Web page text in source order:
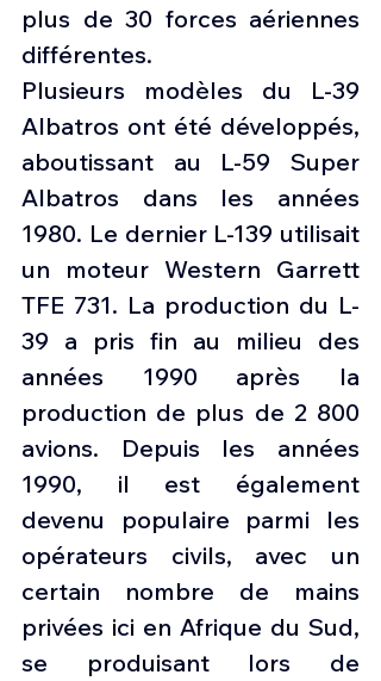
plus de 30 forces aériennes
différentes.
Plusieurs modèles du L-39
Albatros ont été développés,
aboutissant au L-59 Super
Albatros dans les années
1980. Le dernier L-139 utilisait
un moteur Western Garrett
TFE 731. La production du L-
39 a pris fin au milieu des
années 1990 après la
production de plus de 2 800
avions. Depuis les années
1990, il est également
devenu populaire parmi les
opérateurs civils, avec un
certain nombre de mains
privées ici en Afrique du Sud,
se produisant lors de